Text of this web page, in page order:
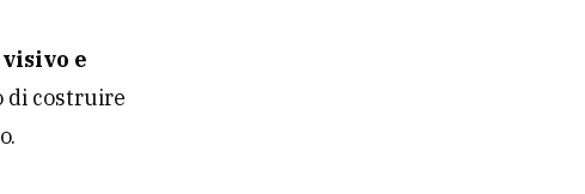
e
di costruire